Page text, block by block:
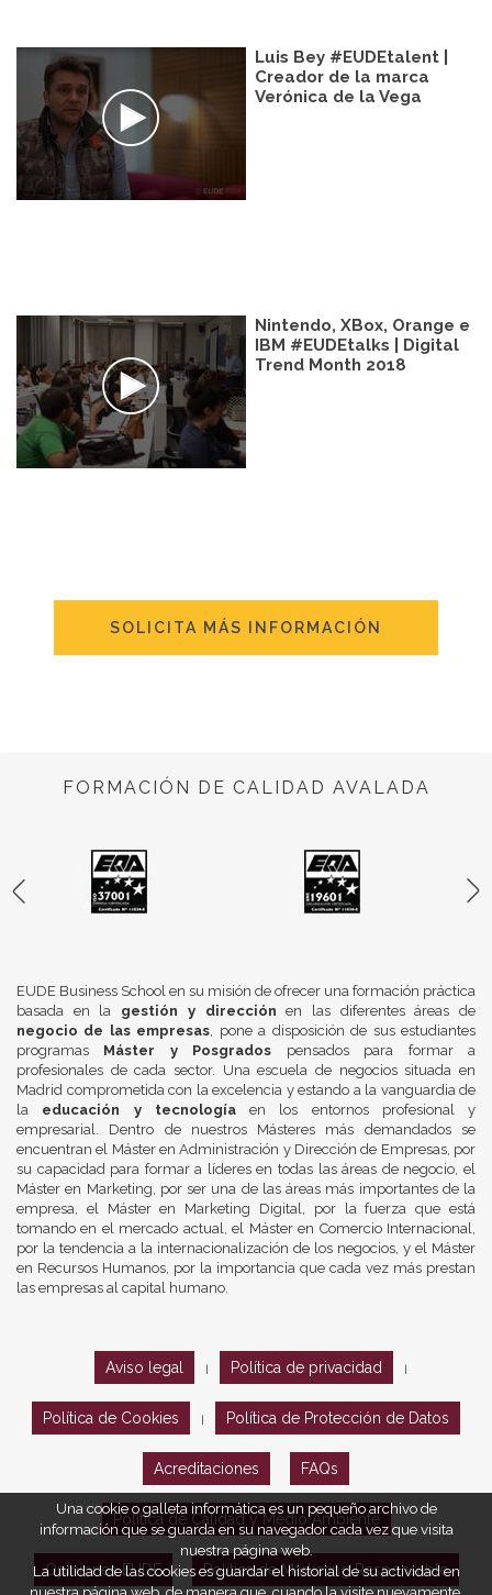
Luis Bey #EUDEtalent |
Creador de la marca
Verónica de la Vega
Nintendo, XBox, Orange e
IBM #EUDEtalks | Digital
Trend Month 2018
SOLICITA MÁS INFORMACIÓN
FORMACIÓN DE CALIDAD AVALADA
EUDE Business School en su misión de ofrecer una formación práctica
basada en la gestión y dirección en las diferentes áreas de
negocio de las empresas , pone a disposición de sus estudiantes
programas Máster y Posgrados pensados para formar a
profesionales de cada sector. Una escuela de negocios situada en
Madrid comprometida con la excelencia y estando a la vanguardia de
la educación y tecnologíaen los entornos profesional y
empresarial. Dentro de nuestros Másteres más demandados se
encuentran el Máster en Administración y Dirección de Empresas, por
su capacidad para formar a líderes en todas las áreas de negocio, el
Máster en Marketing, por ser una de las áreas más importantes de la
empresa, el Máster en Marketing Digital, por la fuerza que está
tomando en el mercado actual, el Máster en Comercio Internacional,
por la tendencia a la internacionalización de los negocios, y el Máster
en Recursos Humanos, por la importancia que cada vez más prestan
las empresas al capital humano.
Aviso legal Política de privacidad
Política de Cookies Política de Protección de Datos
Acreditaciones FAQs
Política de Calidad y Medio Ambiente
Opiniones EUDE Política de Marketing Responsable
Una cookie o galleta informática es un pequeño archivo de
información que se guarda en su navegador cada vez que visita
nuestra página web.
La utilidad de las cookies es guardar el historial de su actividad en